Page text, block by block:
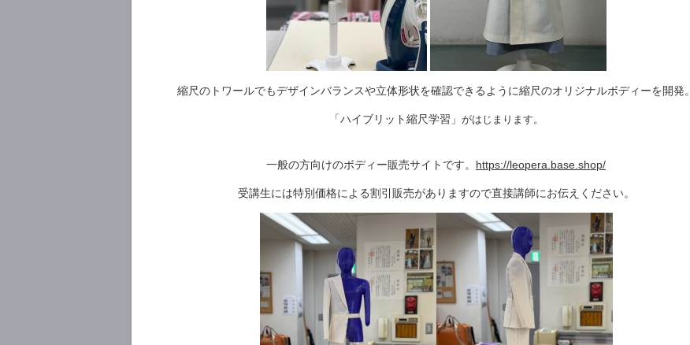
縮尺のトワールでもデザインバランスや立体形状を確認できるように縮尺のオリジナルボディーを開発。
「ハイブリット縮尺学習」 がはじまります。
一般の方向けのボディー販売サイトです。 https://leopera.base.shop/
受講生には特別価格による割引販売がありますので直接講師にお伝えください。